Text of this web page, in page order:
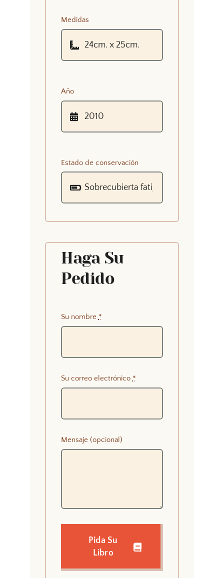
Medidas
Año
Estado de conservación
Haga Su
Pedido
Su nombre *
Su correo electrónico *
Mensaje (opcional)
Pida Su
Libro